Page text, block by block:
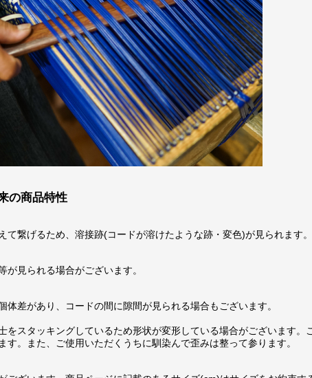
の商品特性
て繋げるため、溶接跡(コードが溶けたような跡・変色)が見られます。
が見られる場合がございます。
体差があり、コードの間に隙間が見られる場合もございます。
をスタッキングしているため形状が変形している場合がございます。
す。また、ご使用いただくうちに馴染んで歪みは整って参ります。